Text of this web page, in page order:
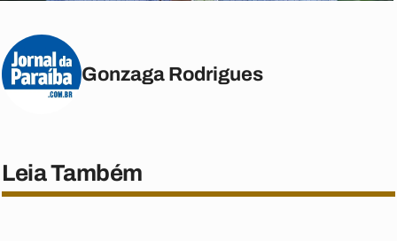
Gonzaga Rodrigues
Leia Também